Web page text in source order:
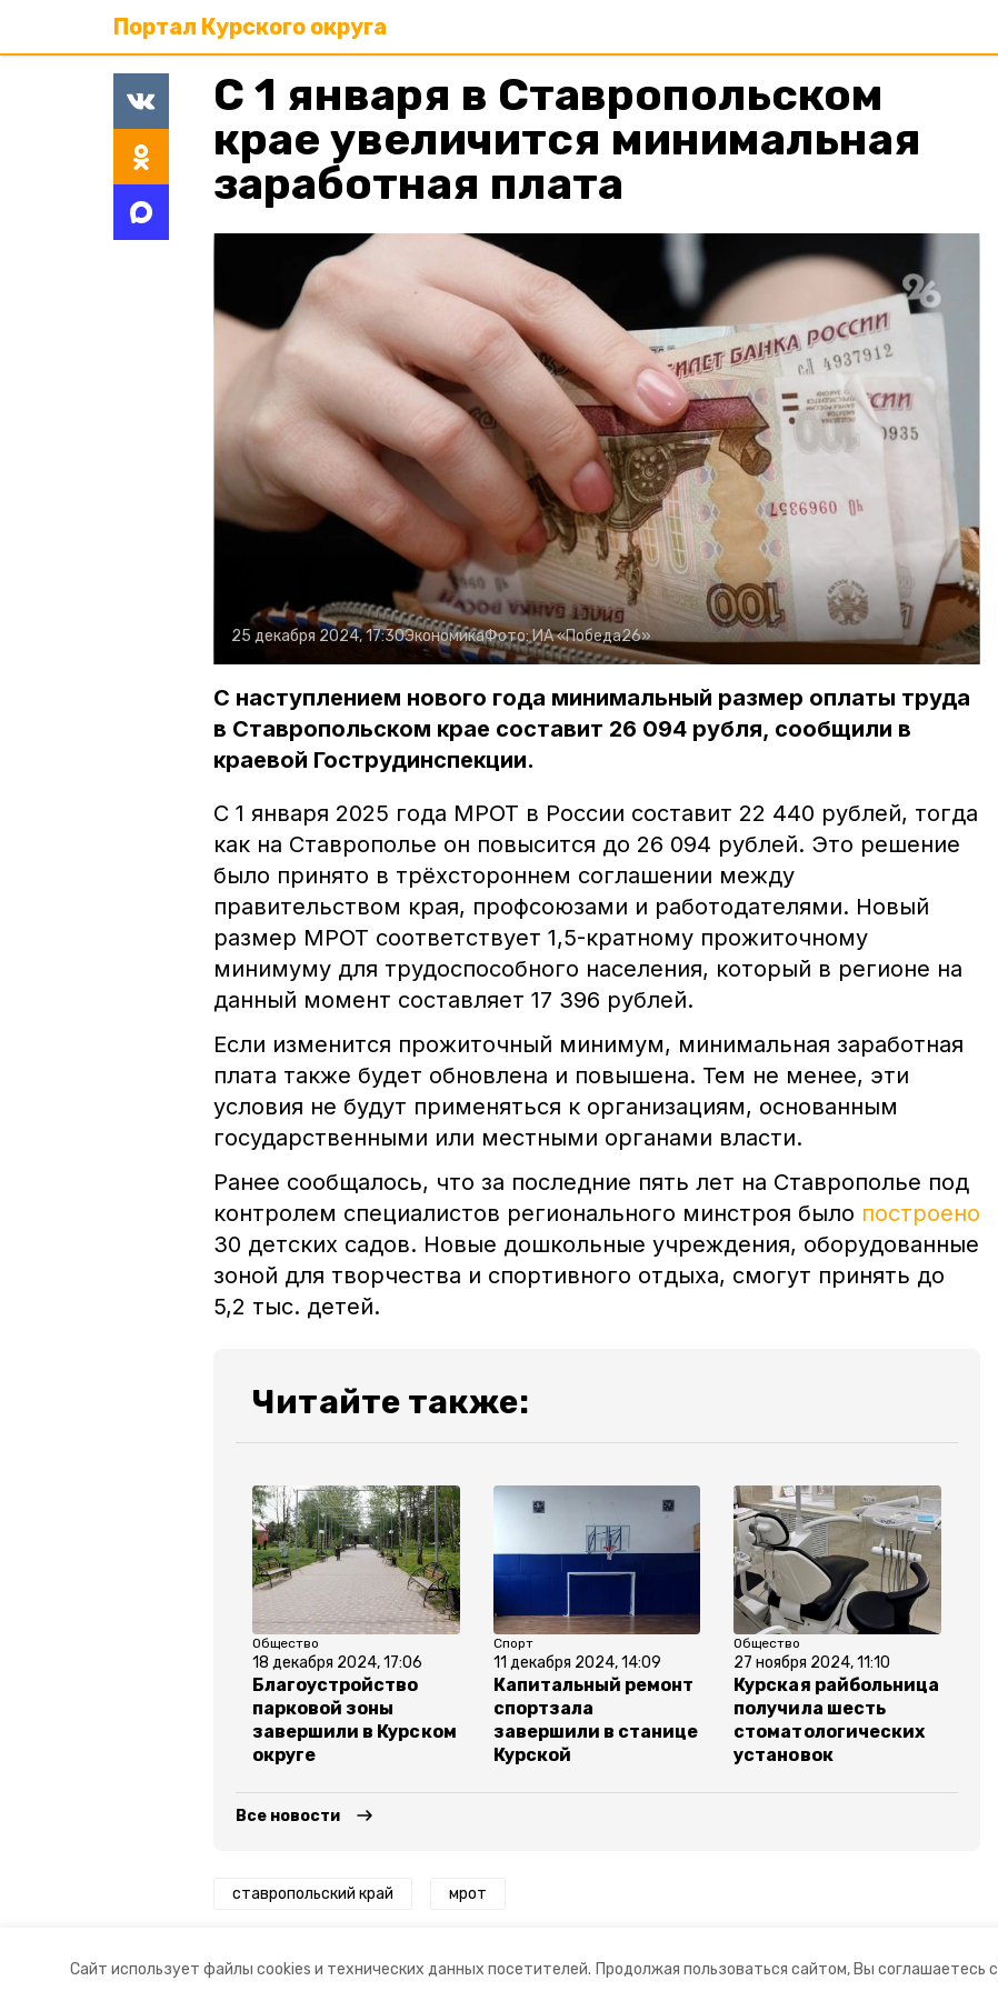
Сайт использует файлы cookies и технических данных посетителей. Продолжая пользоваться сайтом, Вы соглашаетесь с
Портал Курского округа
С 1 января в Ставропольском
крае увеличится минимальная
заработная плата
25 декабря 2024, 17:30ЭкономикаФото:ИА «Победа26»
С наступлением нового года минимальный размер оплаты труда
в Ставропольском крае составит 26 094 рубля, сообщили в
краевой Гострудинспекции.
С 1 января 2025 года МРОТ в России составит 22 440 рублей, тогда
как на Ставрополье он повысится до 26 094 рублей. Это решение
было принято в трёхстороннем соглашении между
правительством края, профсоюзами и работодателями. Новый
размер МРОТ соответствует 1,5-кратному прожиточному
минимуму для трудоспособного населения, который в регионе на
данный момент составляет 17 396 рублей.
Если изменится прожиточный минимум, минимальная заработная
плата также будет обновлена и повышена. Тем не менее, эти
условия не будут применяться к организациям, основанным
государственными или местными органами власти.
Ранее сообщалось, что за последние пять лет на Ставрополье под
контролем специалистов регионального минстроя было построено
30 детских садов. Новые дошкольные учреждения, оборудованные
зоной для творчества и спортивного отдыха, смогут принять до
5,2 тыс. детей.
Читайте также:
Общество
18 декабря 2024, 17:06
Благоустройство
парковой зоны
завершили в Курском
округе
Спорт
11 декабря 2024, 14:09
Капитальный ремонт
спортзала
завершили в станице
Курской
Общество
27 ноября 2024, 11:10
Курская райбольница
получила шесть
стоматологических
установок
Все новости
ставропольский край мрот